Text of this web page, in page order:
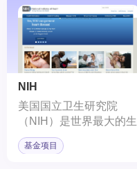
NIH
美国国立卫生研究院
（NIH）是世界最大的生
物医学研究机构之一，成
立于1887年，总部位于
基金项目